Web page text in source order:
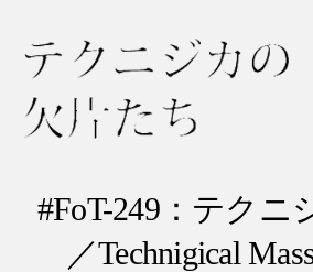
ニ
#FoT-249：テクニ
／Technigical